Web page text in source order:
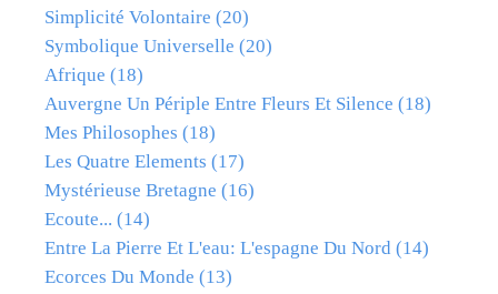
Simplicité Volontaire (20)
Symbolique Universelle (20)
Afrique (18)
Auvergne Un Périple Entre Fleurs Et Silence (18)
Mes Philosophes (18)
Les Quatre Elements (17)
Mystérieuse Bretagne (16)
Ecoute... (14)
Entre La Pierre Et L'eau: L'espagne Du Nord (14)
Ecorces Du Monde (13)